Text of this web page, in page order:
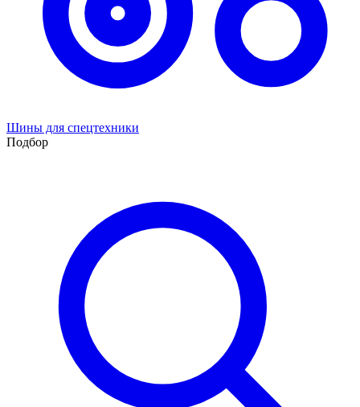
Шины для спецтехники
Подбор